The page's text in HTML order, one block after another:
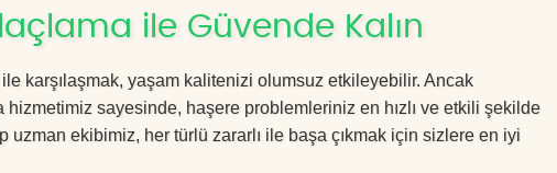
ile Güvende Kalın
karşılaşmak, yaşam kalitenizi olumsuz etkileyebilir. Ancak
sayesinde, haşere problemleriniz en hızlı ve etkili şekilde
uzman ekibimiz, her türlü zararlı ile başa çıkmak için sizlere en iyi